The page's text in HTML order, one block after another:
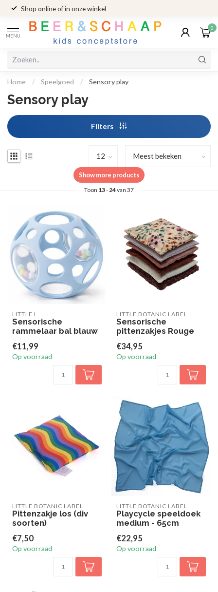
Shop online of in onze winkel
MENU
0
Home / Speelgoed / Sensory play
Sensory play
Filters
Show more products
Toon 13-24van 37
LITTLE L
Sensorische
rammelaar bal blauw
€11,99
Op voorraad
LITTLE BOTANIC LABEL
Sensorische
pittenzakjes Rouge
€34,95
Op voorraad
LITTLE BOTANIC LABEL
Pittenzakje los (div
soorten)
€7,50
Op voorraad
LITTLE BOTANIC LABEL
Playcycle speeldoek
medium - 65cm
€22,95
Op voorraad